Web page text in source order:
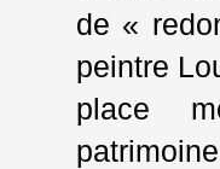
de «
peintre
place